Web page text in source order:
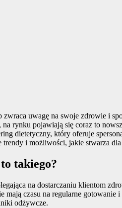
zwraca uwagę na swoje zdrowie i
rynku pojawiają się coraz to
dietetyczny, który oferuje
i możliwości, jakie stwarza
takiego?
na dostarczaniu klientom
mają czasu na regularne
odżywcze.